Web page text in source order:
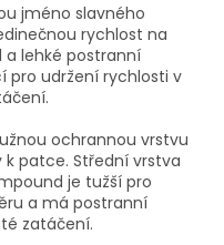
jméno slavného
rychlost na
a lehké postranní
pro udržení rychlosti v
ochrannou vrstvu
patce. Střední vrstva
je tužší pro
a má postranní
zatáčení.